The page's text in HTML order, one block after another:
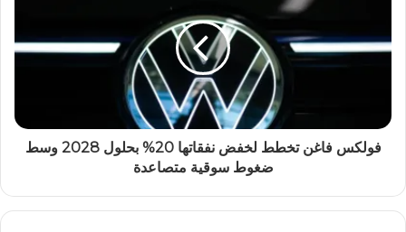
فولكس فاغن تخطط لخفض نفقاتها 20% بحلول 2028 وسط
ضغوط سوقية متصاعدة